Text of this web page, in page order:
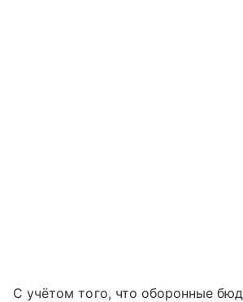
С учётом того, что оборонные